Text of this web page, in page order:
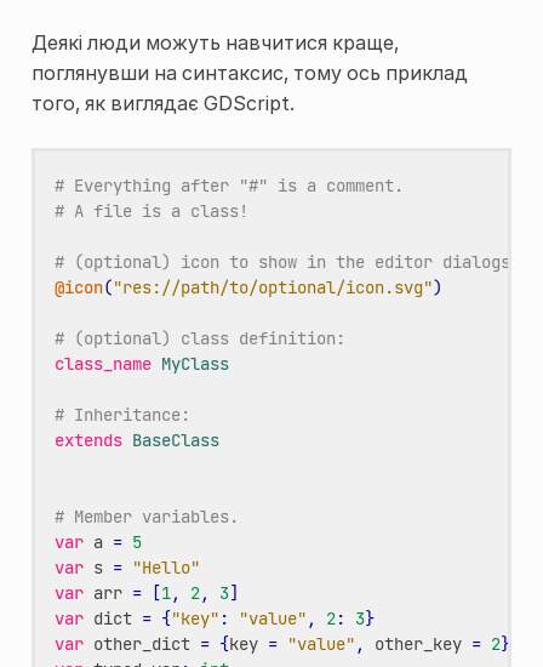
Деякі люди можуть навчитися краще,
поглянувши на синтаксис, тому ось приклад
того, як виглядає GDScript.
# Everything after "#" is a comment.
# A file is a class!
# (optional) icon to show in the editor dialogs:
@icon("res://path/to/optional/icon.svg")
# (optional) class definition:
class_name MyClass
# Inheritance:
extends BaseClass
# Member variables.
var a = 5
var s = "Hello"
var arr = [1, 2, 3]
var dict = {"key" : "value" , 2: 3}
var other_dict = {key = "value" , other_key = 2}